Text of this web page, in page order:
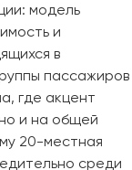
модель
и
в
пассажиров
где акцент
и на общей
20-местная
среди